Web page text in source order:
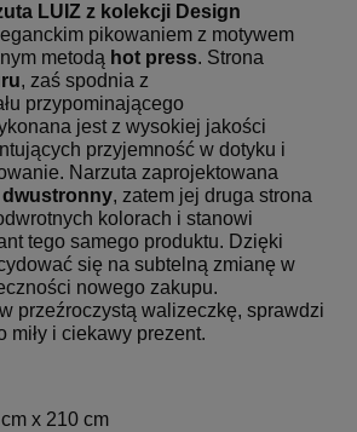
LUIZ z kolekcji Design
pikowaniem z motywem
metodą hot press. Strona
, zaś spodnia z
przypominającego
jest z wysokiej jakości
przyjemność w dotyku i
Narzuta zaprojektowana
dwustronny, zatem jej druga strona
kolorach i stanowi
tego samego produktu. Dzięki
się na subtelną zmianę w
nowego zakupu.
przeźroczystą walizeczkę, sprawdzi
miły i ciekawy prezent.
x 210 cm